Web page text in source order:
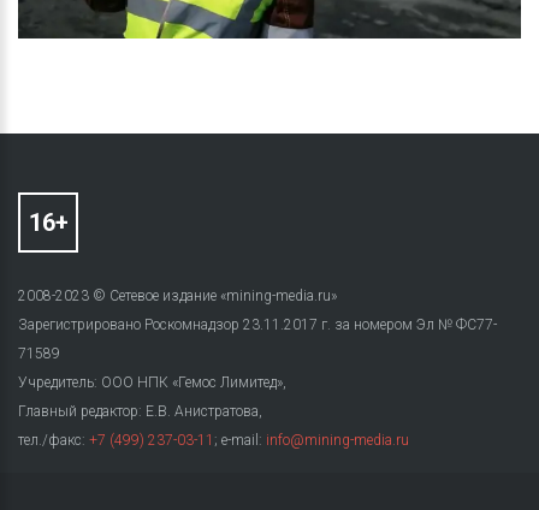
2008-2023 © Сетевое издание «mining-media.ru»
Зарегистрировано Роскомнадзор 23.11.2017 г. за номером Эл № ФС77-
71589
Учредитель: ООО НПК «Гемос Лимитед»,
Главный редактор: Е.В. Анистратова,
тел./факс: +7 (499) 237-03-11 ; e-mail: info@mining-media.ru